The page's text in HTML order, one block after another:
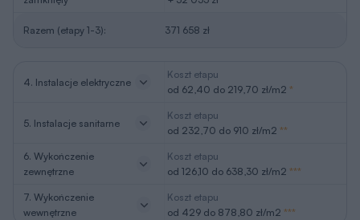
Razem (etapy 1-3): 371 658 zł
4. Instalacje elektryczne
Koszt etapu
od 62,40 do 219,70 zł/m2 *
5. Instalacje sanitarne
Koszt etapu
od 232,70 do 910 zł/m2 **
6. Wykończenie
zewnętrzne
Koszt etapu
od 126,10 do 638,30 zł/m2 ***
7. Wykończenie
wewnętrzne
Koszt etapu
od 429 do 878,80 zł/m2 ***